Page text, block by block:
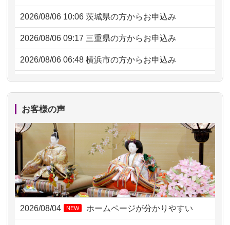
2026/08/06 10:06 茨城県の方からお申込み
2026/08/06 09:17 三重県の方からお申込み
2026/08/06 06:48 横浜市の方からお申込み
2026/08/05 15:07 東京都の方からお申込み
2026/08/05 11:33
2026/08/04 17:34 西亀有の方からお申込み
2026/08/04 15:40 千葉県の方からお申込み
2026/08/04 14:04 東京都の方からお申込み
2026/08/04 00:38 中野区の方からお申込み
2026/08/03 21:17 愛知県の方からお申込み
お客様の声
2026/08/04 NEW ホームページが分かりやすい